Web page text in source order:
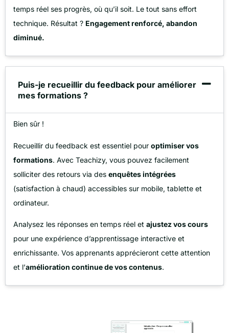
temps réel ses progrès, où qu’il soit. Le tout sans effort
technique. Résultat ? Engagement renforcé, abandon
diminué.
Puis-je recueillir du feedback pour améliorer
mes formations ?
Bien sûr !
Recueillir du feedback est essentiel pour optimiser vos
formations. Avec Teachizy, vous pouvez facilement
solliciter des retours via des enquêtes intégrées
(satisfaction à chaud) accessibles sur mobile, tablette et
ordinateur.
Analysez les réponses en temps réel et ajustez vos cours
pour une expérience d’apprentissage interactive et
enrichissante. Vos apprenants apprécieront cette attention
et l’amélioration continue de vos contenus.